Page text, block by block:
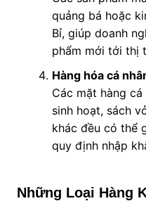
quảng bá hoặc
Bỉ, giúp doanh
phẩm mới tới thị
Hàng hóa cá
Các mặt hàng
sinh hoạt, sách
khác đều có thể
quy định nhập
Những Loại Hàng